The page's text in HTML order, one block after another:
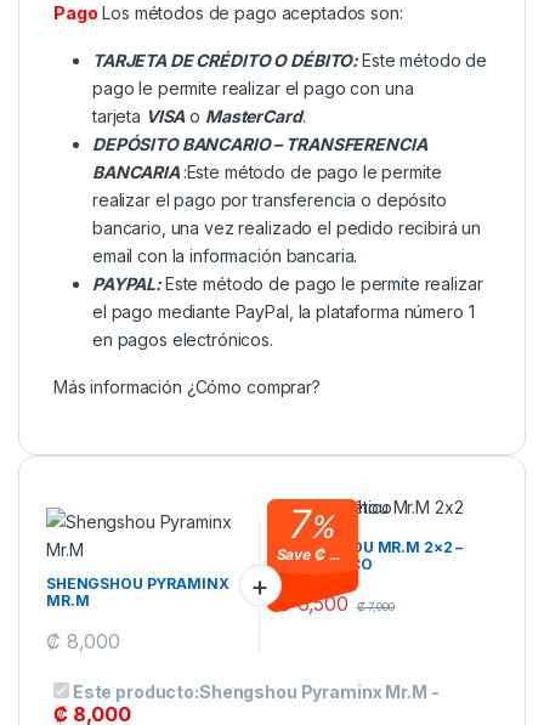
Pago Los métodos de pago aceptados son:
TARJETA DE CRÉDITO O DÉBITO:Este método de
pago le permite realizar el pago con una
tarjeta VISA o MasterCard.
DEPÓSITO BANCARIO – TRANSFERENCIA
BANCARIA :Este método de pago le permite
realizar el pago por transferencia o depósito
bancario, una vez realizado el pedido recibirá un
email con la información bancaria.
PAYPAL:Este método de pago le permite realizar
el pago mediante PayPal, la plataforma número 1
en pagos electrónicos.
Más información ¿Cómo comprar?
SHENGSHOU PYRAMINX
MR.M
₡ 8,000
7%
Save ₡ 500
SHENGSHOU MR.M 2×2 –
MAGNÉTICO
₡6,500 ₡7,000
Este producto tiene múltiples
Este producto:Shengshou Pyraminx Mr.M -
₡ 8,000